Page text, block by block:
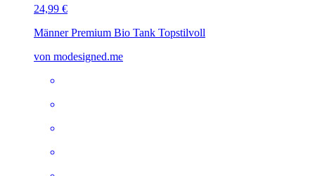
24,99 €
Männer Premium Bio Tank Topstilvoll
von modesigned.me